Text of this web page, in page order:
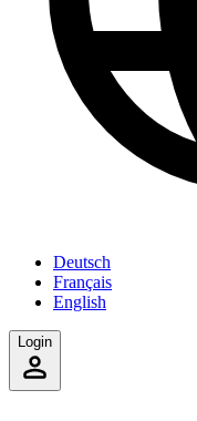
Deutsch
Français
English
Login